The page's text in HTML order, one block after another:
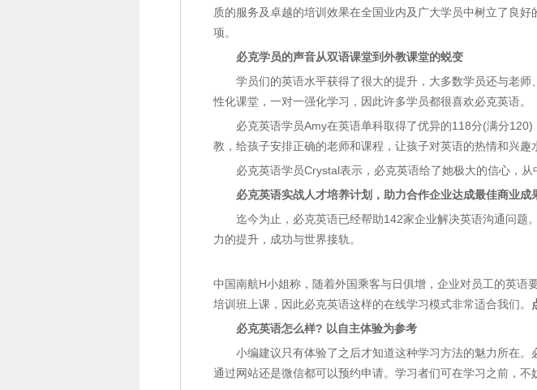
质的服务及卓越的培训效果在全国业内及广大学员中树立了良
项。
必克学员的声音从双语课堂到外教课堂的蜕变
学员们的英语水平获得了很大的提升，大多数学员还与老
性化课堂，一对一强化学习，因此许多学员都很喜欢必克英语。
必克英语学员Amy在英语单科取得了优异的118分(满分
教，给孩子安排正确的老师和课程，让孩子对英语的热情和兴
必克英语学员Crystal表示，必克英语给了她极大的信心，从
必克英语实战人才培养计划，助力合作企业达成最佳商业成
迄今为止，必克英语已经帮助142家企业解决英语沟通问题
力的提升，成功与世界接轨。
中国南航H小姐称，随着外国乘客与日俱增，企业对员工的英
培训班上课，因此必克英语这样的在线学习模式非常适合我们。
必克英语怎么样? 以自主体验为参考
小编建议只有体验了之后才知道这种学习方法的魅力所在
通过网站还是微信都可以预约申请。学习者们可在学习之前，不